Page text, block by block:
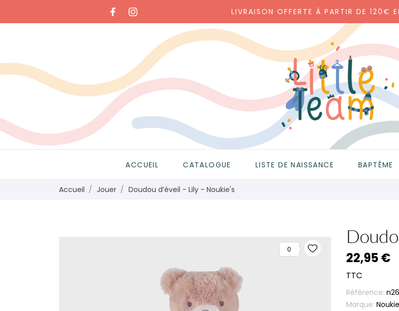
LIVRAISON OFFERTE À PARTIR DE 120€
ACCUEIL CATALOGUE LISTE DE NAISSANCE BAPTÊME
Accueil Jouer Doudou d’éveil - Lily - Noukie's
0
22,95 €
TTC
Référence:
Marque: